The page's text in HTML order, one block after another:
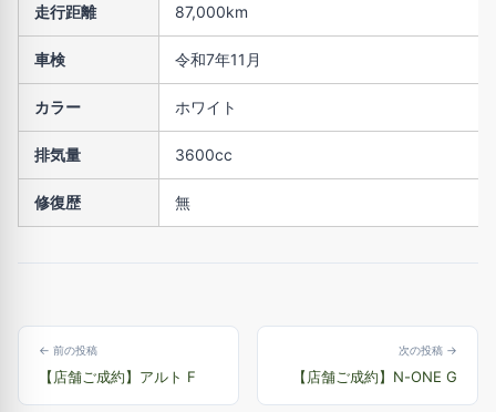
走行距離 87,000km
車検 令和7年11月
カラー ホワイト
排気量 3600cc
修復歴 無
← 前の投稿
【店舗ご成約】アルト F
次の投稿 →
【店舗ご成約】N-ONE G